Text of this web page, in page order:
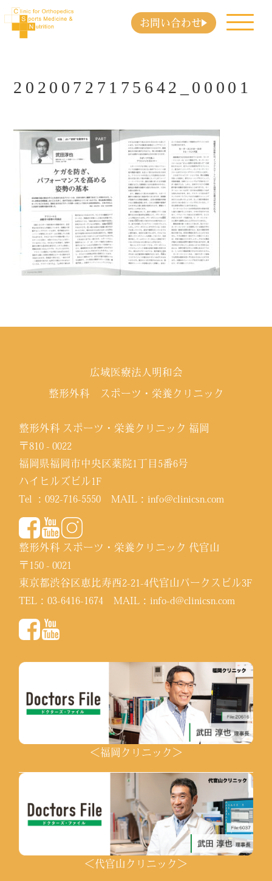
お問い合わせ
20200727175642_00001
広域医療法人明和会
整形外科 スポーツ・栄養クリニック
整形外科 スポーツ・栄養クリニック 福岡
〒810 - 0022
福岡県福岡市中央区薬院1丁目5番6号
ハイヒルズビル1F
Tel ：092-716-5550 MAIL：info@clinicsn.com
整形外科 スポーツ・栄養クリニック 代官山
〒150 - 0021
東京都渋谷区恵比寿西2-21-4代官山パークスビル3F
TEL：03-6416-1674 MAIL：info-d@clinicsn.com
＜福岡クリニック＞
＜代官山クリニック＞